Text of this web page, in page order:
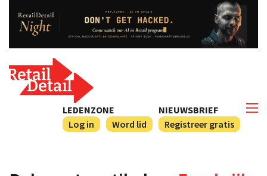
NIEUWSBRIEF
Registreer gratis
LEDENZONE
Log in
Word lid